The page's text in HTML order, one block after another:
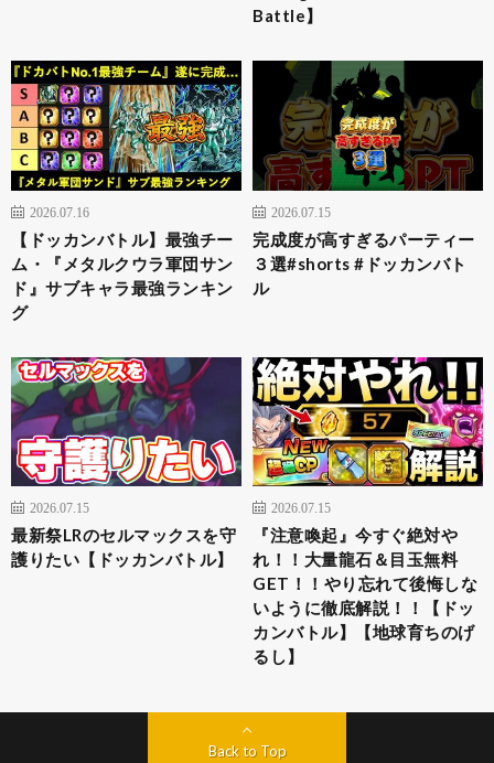
Battle】
2026.07.16
【ドッカンバトル】最強チー
ム・『メタルクウラ軍団サン
ド』サブキャラ最強ランキン
グ
2026.07.15
完成度が高すぎるパーティー
３選#shorts #ドッカンバト
ル
2026.07.15
最新祭LRのセルマックスを守
護りたい【ドッカンバトル】
2026.07.15
『注意喚起』今すぐ絶対や
れ！！大量龍石＆目玉無料
GET！！やり忘れて後悔しな
いように徹底解説！！【ドッ
カンバトル】【地球育ちのげ
るし】
Back to Top